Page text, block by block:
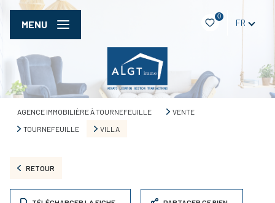
0
FR
MENU
AGENCE IMMOBILIÈRE À TOURNEFEUILLE
VENTE
TOURNEFEUILLE
VILLA
RETOUR